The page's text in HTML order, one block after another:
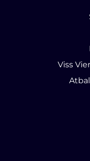
Viss